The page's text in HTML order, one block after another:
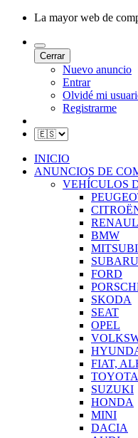
La mayor web de
Cerrar
Nuevo anuncio
Entrar
Olvidé mi
Registrarme
INICIO
ANUNCIOS DE
VEHÍCULOS
BMW
SUBARU
FORD
SKODA
SEAT
OPEL
FIAT,
TOYOTA
SUZUKI
HONDA
MINI
DACIA